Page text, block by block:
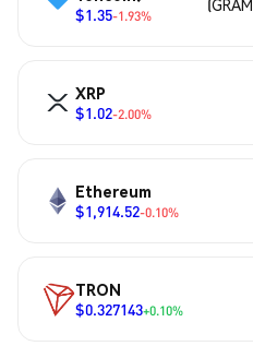
$1.35-1.93%
XRP
$1.02-2.00%
Ethereum
$1,914.52-0.10%
TRON
$0.327143+0.10%